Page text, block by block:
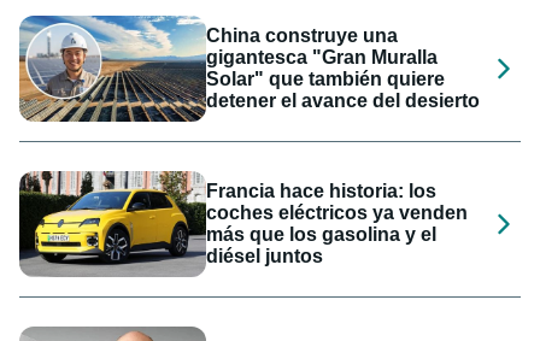
China construye una
gigantesca "Gran Muralla
Solar" que también quiere
detener el avance del desierto
Francia hace historia: los
coches eléctricos ya venden
más que los gasolina y el
diésel juntos